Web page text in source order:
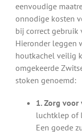
eenvoudige
onnodige kosten
bij correct gebruik
Hieronder leggen
houtkachel veilig
omgekeerde
stoken genoemd:
1. Zorg
luchtklep of
Een goede